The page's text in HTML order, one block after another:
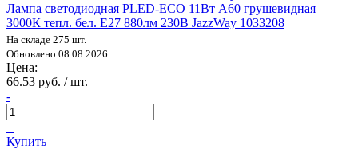
Лампа светодиодная PLED-ECO 11Вт A60 грушевидная
3000К тепл. бел. E27 880лм 230В JazzWay 1033208
На складе 275 шт.
Обновлено 08.08.2026
Цена:
66.53 руб. / шт.
-
+
Купить